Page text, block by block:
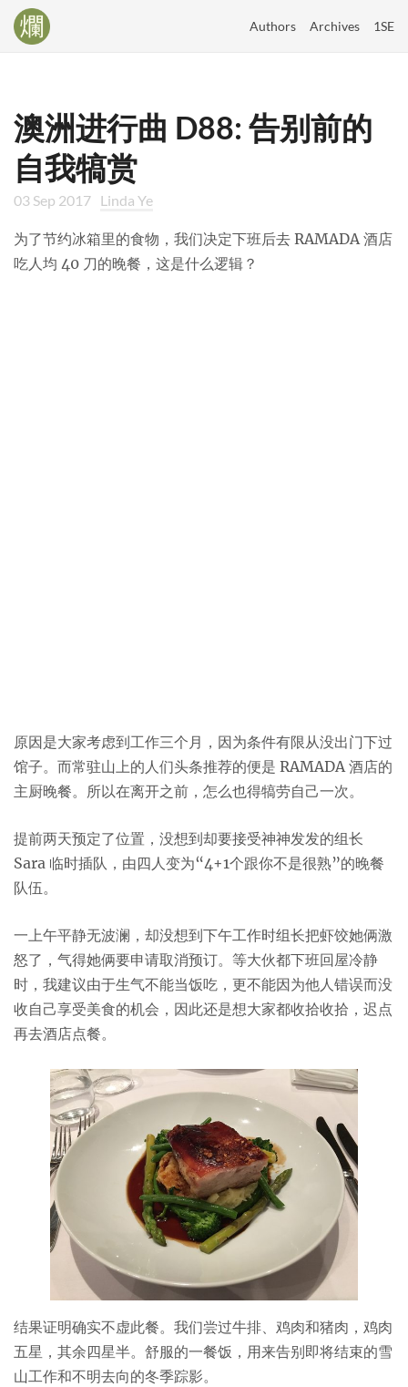
Authors Archives 1SE
澳洲进行曲 D88: 告别前的
自我犒赏
03 Sep 2017 Linda Ye
为了节约冰箱里的食物，我们决定下班后去 RAMADA 酒店
吃人均 40 刀的晚餐，这是什么逻辑？
原因是大家考虑到工作三个月，因为条件有限从没出门下过
馆子。而常驻山上的人们头条推荐的便是 RAMADA 酒店的
主厨晚餐。所以在离开之前，怎么也得犒劳自己一次。
提前两天预定了位置，没想到却要接受神神发发的组长
Sara 临时插队，由四人变为“4+1个跟你不是很熟”的晚餐
队伍。
一上午平静无波澜，却没想到下午工作时组长把虾饺她俩激
怒了，气得她俩要申请取消预订。等大伙都下班回屋冷静
时，我建议由于生气不能当饭吃，更不能因为他人错误而没
收自己享受美食的机会，因此还是想大家都收拾收拾，迟点
再去酒店点餐。
结果证明确实不虚此餐。我们尝过牛排、鸡肉和猪肉，鸡肉
五星，其余四星半。舒服的一餐饭，用来告别即将结束的雪
山工作和不明去向的冬季踪影。